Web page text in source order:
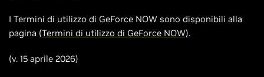
I Termini di utilizzo di GeForce NOW sono disponibili alla
pagina (Termini di utilizzo di GeForce NOW).
(v. 15 aprile 2026)